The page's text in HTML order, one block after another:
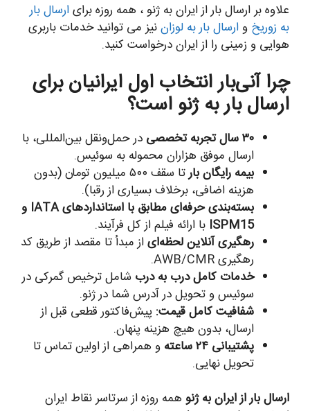
علاوه بر ارسال بار از ایران به ژنو ، همه روزه برایارسال بار
به زوریخ وارسال بار به لوزاننیز می توانید خدمات باربری
هوایی و زمینی را از ایران درخواست کنید.
چرا آنی‌بار انتخاب اول ایرانیان برای
ارسال بار به ژنو است؟
۳۰ سال تجربه تخصصی
در حمل‌ونقل بین‌المللی، با
ارسال موفق هزاران محموله به سوئیس.
بیمه رایگان بار
تا سقف ۵۰۰ میلیون تومان (بدون
هزینه اضافی، برخلاف بسیاری از رقبا).
بسته‌بندی حرفه‌ای مطابق با استانداردهای IATA و
ISPM15 با ارائه فیلم از کل فرآیند.
رهگیری آنلاین لحظه‌ایاز مبدأ تا مقصد از طریق کد
رهگیری AWB/CMR.
خدمات کامل درب به درب شامل ترخیص گمرکی در
سوئیس و تحویل در آدرس شما در ژنو.
شفافیت کامل قیمت: پیش‌فاکتور قطعی قبل از
ارسال، بدون هیچ هزینه پنهان.
پشتیبانی ۲۴ ساعته
و همراهی از اولین تماس تا
تحویل نهایی.
ارسال بار از ایران به ژنو همه روزه از سرتاسر نقاط ایران